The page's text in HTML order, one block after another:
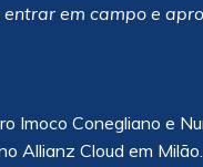
em campo e
Imoco Conegliano e
Allianz Cloud em